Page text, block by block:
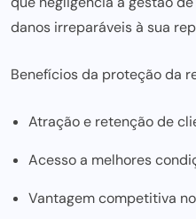
danos irreparáveis à sua
Benefícios da proteção da
Atração e retenção de
Acesso a melhores
Vantagem competitiva